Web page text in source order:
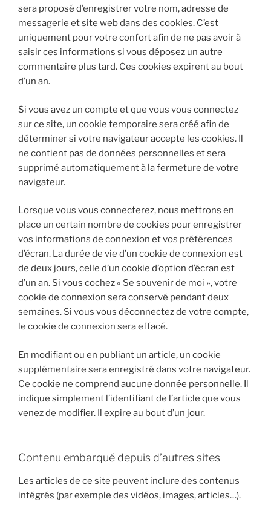
sera proposé d’enregistrer votre nom, adresse de
messagerie et site web dans des cookies. C’est
uniquement pour votre confort afin de ne pas avoir à
saisir ces informations si vous déposez un autre
commentaire plus tard. Ces cookies expirent au bout
d’un an.
Si vous avez un compte et que vous vous connectez
sur ce site, un cookie temporaire sera créé afin de
déterminer si votre navigateur accepte les cookies. Il
ne contient pas de données personnelles et sera
supprimé automatiquement à la fermeture de votre
navigateur.
Lorsque vous vous connecterez, nous mettrons en
place un certain nombre de cookies pour enregistrer
vos informations de connexion et vos préférences
d’écran. La durée de vie d’un cookie de connexion est
de deux jours, celle d’un cookie d’option d’écran est
d’un an. Si vous cochez « Se souvenir de moi », votre
cookie de connexion sera conservé pendant deux
semaines. Si vous vous déconnectez de votre compte,
le cookie de connexion sera effacé.
En modifiant ou en publiant un article, un cookie
supplémentaire sera enregistré dans votre navigateur.
Ce cookie ne comprend aucune donnée personnelle. Il
indique simplement l’identifiant de l’article que vous
venez de modifier. Il expire au bout d’un jour.
Contenu embarqué depuis d’autres sites
Les articles de ce site peuvent inclure des contenus
intégrés (par exemple des vidéos, images, articles…).